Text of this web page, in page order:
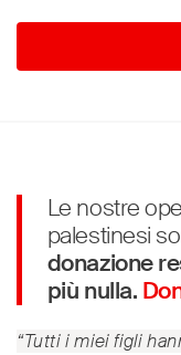
Le nostre
palestinesi
donazione
più nulla.
“Tutti i miei figli